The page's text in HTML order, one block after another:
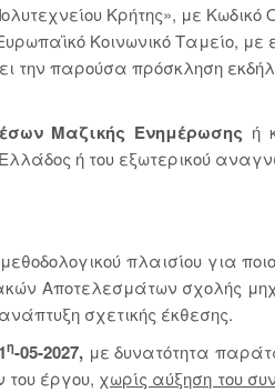
Κρήτης», με Κωδικό
Κοινωνικό Ταμείο, με
την παρούσα πρόσκληση
Μαζικής Ενημέρωσης ή
ή του εξωτερικού
πλαισίου για
Αποτελεσμάτων σχολής
σχετικής έκθεσης.
η-05-2027, με δυνατότητα
του έργου, χωρίς αύξηση του